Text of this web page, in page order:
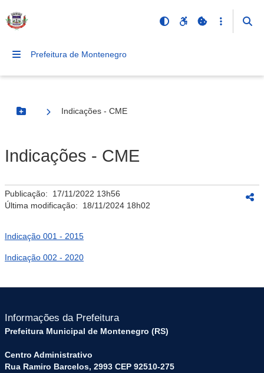
Prefeitura de Montenegro
Botão Menu
Indicações - CME
Indicações - CME
Publicação: 17/11/2022 13h56
Última modificação: 18/11/2024 18h02
Indicação 001 - 2015
Indicação 002 - 2020
Informações da Prefeitura
Prefeitura Municipal de Montenegro (RS)
Centro Administrativo
Rua Ramiro Barcelos, 2993 CEP 92510-275